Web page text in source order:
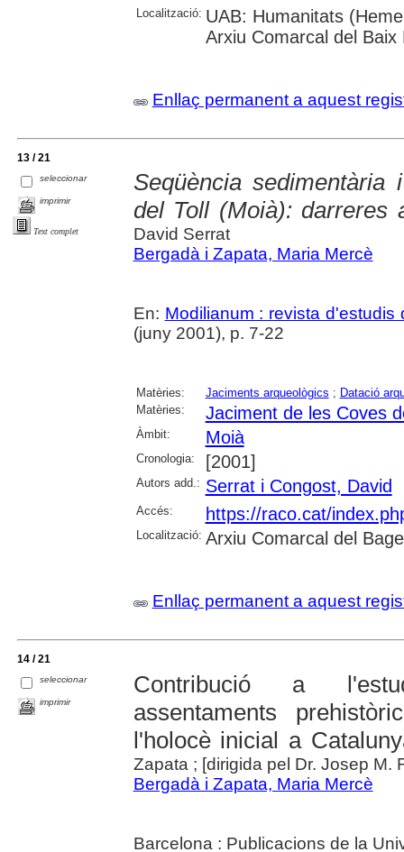
Localització: UAB: Humanitats
Arxiu Comarcal del
Enllaç permanent a aquest
13 / 21
seleccionar
imprimir
Text complet
Seqüència
del Toll (Moià): darreres
David Serrat
Bergadà i Zapata, Maria Mercè
En: Modilianum : revista d'estudis
(juny 2001), p. 7-22
Matèries: Jaciments arqueològics ; Datació
Matèries:
Jaciment de les Coves
Àmbit: Moià
Cronologia: [2001]
Autors add.: Serrat i Congost, David
Accés: https://raco.cat/
Localització: Arxiu Comarcal del
Enllaç permanent a aquest
14 / 21
seleccionar
imprimir
Contribució a
assentaments
l'holocè inicial a
Zapata ; [dirigida pel Dr. Josep M.
Bergadà i Zapata, Maria Mercè
Barcelona : Publicacions de la